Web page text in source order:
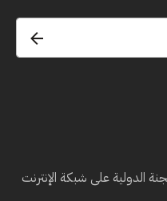
الدولية على شبكة الإنترنت